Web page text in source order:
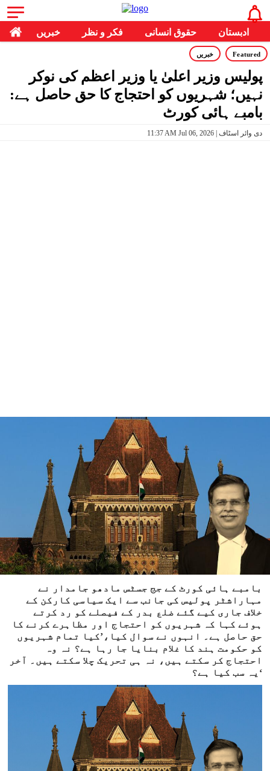
خبریں فکر و نظر حقوق انسانی ادبستان
Featured خبریں
پولیس وزیر اعلیٰ یا وزیر اعظم کی نوکر
نہیں؛ شہریوں کو احتجاج کا حق حاصل ہے:
بامبے ہائی کورٹ
11:37 AM Jul 06, 2026 | دی وائر اسٹاف
بامبے ہائی کورٹ کے جج جسٹس مادھو جامدار نے
مہاراشٹر پولیس کی جانب سے ایک سیاسی کارکن کے
خلاف جاری کیے گئے ضلع بدر کے فیصلے کو رد کرتے
ہوئے کہا کہ شہریوں کو احتجاج اور مظاہرے کرنے کا
حق حاصل ہے۔ انہوں نے سوال کیا،’کیا تمام شہریوں
کو حکومت ہند کا غلام بنایا جا رہا ہے؟ نہ وہ
احتجاج کر سکتے ہیں، نہ ہی تحریک چلا سکتے ہیں۔ آخر
یہ سب کیا ہے؟‘